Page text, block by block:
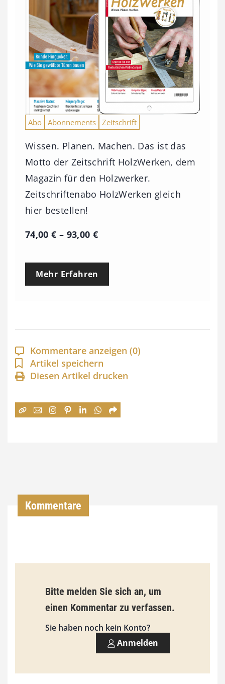
Abo Abonnements Zeitschrift
Wissen. Planen. Machen. Das ist das
Motto der Zeitschrift HolzWerken, dem
Magazin für den Holzwerker.
Zeitschriftenabo HolzWerken gleich
hier bestellen!
74,00€ – 93,00 €P
e
p
a
n
n
:
9
3
0
0
Mehr Erfahren
Kommentare anzeigen (0)
Artikel speichern
Diesen Artikel drucken
Kommentare
Bitte melden Sie sich an, um
einen Kommentar zu verfassen.
Sie haben noch kein Konto?
Anmelden